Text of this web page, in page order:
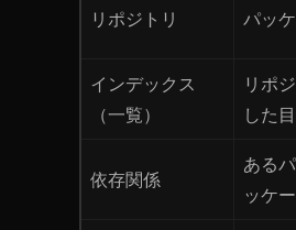
リポジトリ パッ
インデックス
（一覧）
リポ
した
依存関係
ある
ッケ